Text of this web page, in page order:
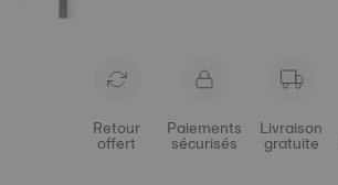
Retour
offert
Paiements
sécurisés
Livraison
gratuite